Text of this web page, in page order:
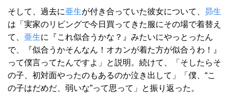
そして、過去に亜生が付き合っていた彼女について、
昴生
は「実家のリビングで今日買ってきた服にその場で着替え
て、 亜生に『これ似合うかな？』みたいにやっとったん
で、『似合うかそんなん！オカンが着た方が似合うわ！』
って僕言ってたんですよ」と説明。続けて、「そしたらそ
の子、初対面やったのもあるのか泣き出して」「僕、“こ
の子はだめだ、弱いな”って思って」と振り返った。